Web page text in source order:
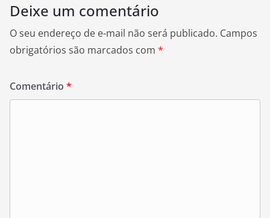
Deixe um comentário
O seu endereço de e-mail não será publicado. Campos
obrigatórios são marcados com *
Comentário *